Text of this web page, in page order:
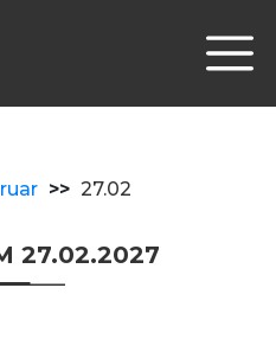
>> 27.02
27.02.2027